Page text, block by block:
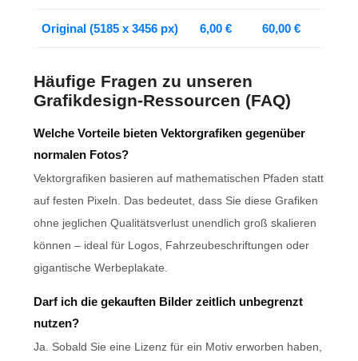
Original (5185 x 3456 px) 6,00 € 60,00 €
Häufige Fragen zu unseren
Grafikdesign-Ressourcen (FAQ)
Welche Vorteile bieten Vektorgrafiken gegenüber
normalen Fotos?
Vektorgrafiken basieren auf mathematischen Pfaden statt
auf festen Pixeln. Das bedeutet, dass Sie diese Grafiken
ohne jeglichen Qualitätsverlust unendlich groß skalieren
können – ideal für Logos, Fahrzeubeschriftungen oder
gigantische Werbeplakate.
Darf ich die gekauften Bilder zeitlich unbegrenzt
nutzen?
Ja. Sobald Sie eine Lizenz für ein Motiv erworben haben,